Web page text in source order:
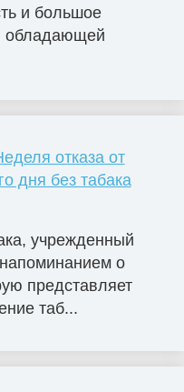
и большое
обладающей
отказа от
дня без табака
учрежденный
о
представляет
таб...